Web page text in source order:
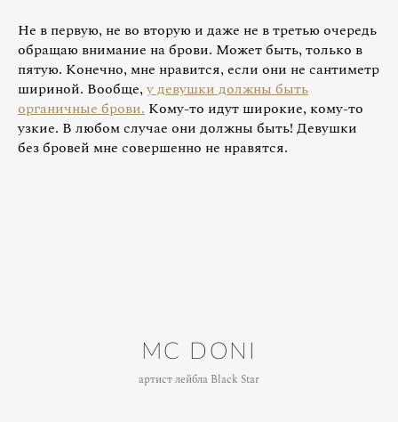
Не в первую, не во вторую и даже не в третью очередь
обращаю внимание на брови. Может быть, только в
пятую. Конечно, мне нравится, если они не сантиметр
шириной. Вообще,у девушки должны быть
органичные брови. Кому-то идут широкие, кому-то
узкие. В любом случае они должны быть! Девушки
без бровей мне совершенно не нравятся.
MC DONI
артист лейбла Black Star